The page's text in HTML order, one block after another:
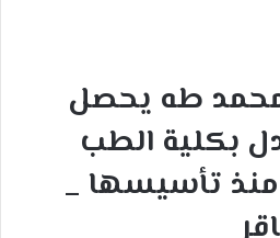
طه يحصل
بكلية الطب
منذ تأسيسها _